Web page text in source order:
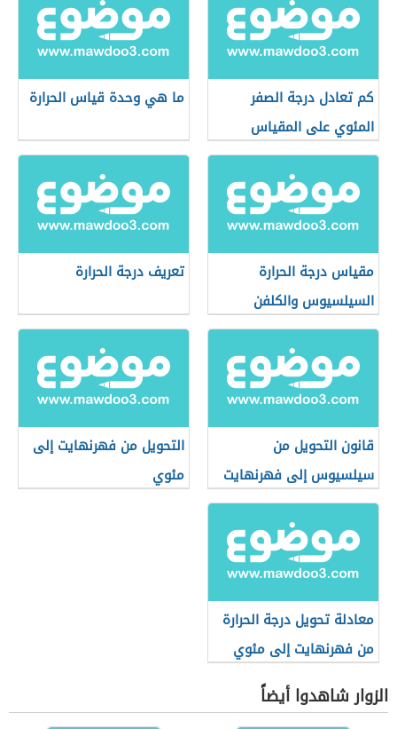
كم تعادل درجة الصفر
المئوي على المقياس
الفهرنهايتي
ما هي وحدة قياس الحرارة
مقياس درجة الحرارة
السيلسيوس والكلفن
تعريف درجة الحرارة
قانون التحويل من
سيلسيوس إلى فهرنهايت
التحويل من فهرنهايت إلى
مئوي
معادلة تحويل درجة الحرارة
من فهرنهايت إلى مئوي
الزوار شاهدوا أيضاً